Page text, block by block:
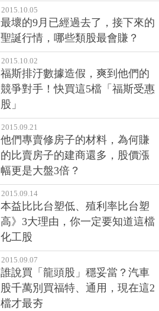
2015.10.05
最壞的9月已經過去了，接下來的
聖誕行情，哪些類股最會賺？
2015.10.02
福斯排汙數據造假，爽到他們的
競爭對手！快買這5檔「福斯受惠
股」
2015.09.21
他們專賣修房子的材料，為何賺
的比賣房子的建商還多，股價漲
幅更是大盤3倍？
2015.09.14
本益比比台塑低、殖利率比台塑
高》3大理由，你一定要知道這檔
化工股
2015.09.07
誰說買「龍頭股」穩妥當？汽車
股千萬別買福特、通用，現在這2
檔才最夯